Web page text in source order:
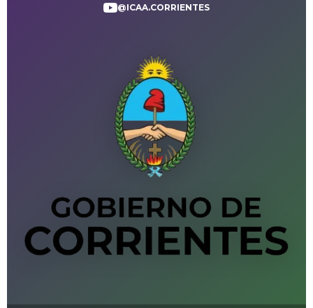
@ICAA.CORRIENTES